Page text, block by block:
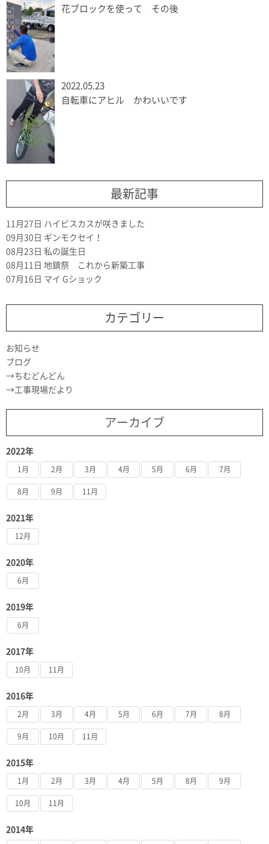
花ブロックを使って その後
2022.05.23
自転車にアヒル かわいいです
最新記事
11月27日 ハイビスカスが咲きました
09月30日 ギンモクセイ！
08月23日 私の誕生日
08月11日 地鎮祭 これから新築工事
07月16日 マイ Gショック
カテゴリー
お知らせ
ブログ
ちむどんどん
工事現場だより
アーカイブ
2022年
1月 2月 3月 4月 5月 6月 7月
8月 9月 11月
2021年
12月
2020年
6月
2019年
6月
2017年
10月 11月
2016年
2月 3月 4月 5月 6月 7月 8月
9月 10月 11月
2015年
1月 2月 3月 4月 5月 8月 9月
10月 11月
2014年